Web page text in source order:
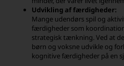
Udvikling af færdigheder:
Mange udendørs spil og
færdigheder som
strategisk tænkning. Ved at
børn og voksne udvikle og
kognitive færdigheder på en